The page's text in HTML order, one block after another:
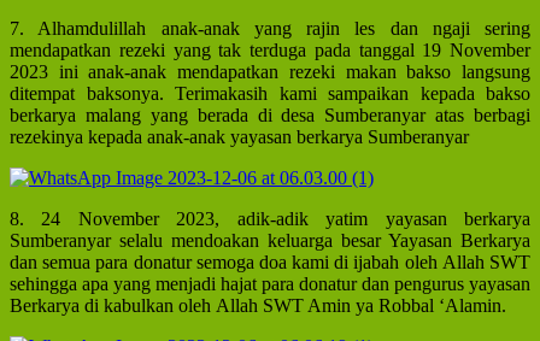
7. Alhamdulillah anak-anak yang rajin les dan ngaji sering
mendapatkan rezeki yang tak terduga pada tanggal 19 November
2023 ini anak-anak mendapatkan rezeki makan bakso langsung
ditempat baksonya. Terimakasih kami sampaikan kepada bakso
berkarya malang yang berada di desa Sumberanyar atas berbagi
rezekinya kepada anak-anak yayasan berkarya Sumberanyar
8. 24 November 2023, adik-adik yatim yayasan berkarya
Sumberanyar selalu mendoakan keluarga besar Yayasan Berkarya
dan semua para donatur semoga doa kami di ijabah oleh Allah SWT
sehingga apa yang menjadi hajat para donatur dan pengurus yayasan
Berkarya di kabulkan oleh Allah SWT Amin ya Robbal ‘Alamin.